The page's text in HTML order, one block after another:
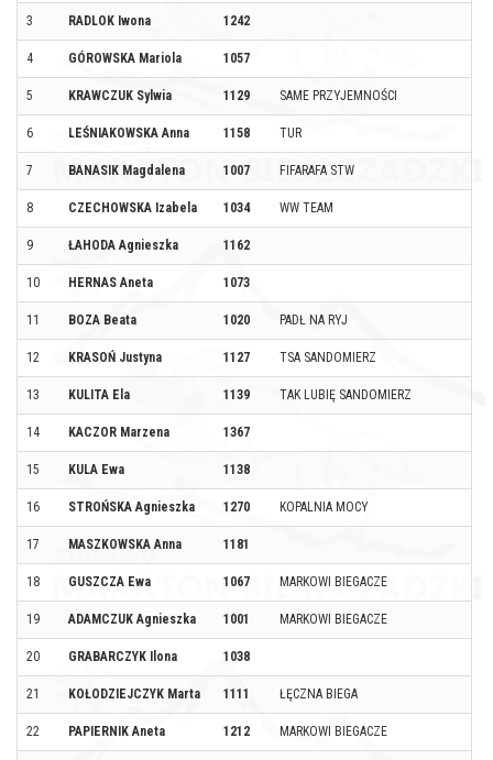
3 RADLOK Iwona 1242
4 GÓROWSKA Mariola 1057
5 KRAWCZUK Sylwia 1129 SAME PRZYJEMNOŚCI
6 LEŚNIAKOWSKA Anna 1158 TUR
7 BANASIK Magdalena 1007 FIFARAFA STW
8 CZECHOWSKA Izabela 1034 WW TEAM
9 ŁAHODA Agnieszka 1162
10 HERNAS Aneta 1073
11 BOZA Beata 1020 PADŁ NA RYJ
12 KRASOŃ Justyna 1127 TSA SANDOMIERZ
13 KULITA Ela 1139 TAK LUBIĘ SANDOMIERZ
14 KACZOR Marzena 1367
15 KULA Ewa 1138
16 STROŃSKA Agnieszka 1270 KOPALNIA MOCY
17 MASZKOWSKA Anna 1181
18 GUSZCZA Ewa 1067 MARKOWI BIEGACZE
19 ADAMCZUK Agnieszka 1001 MARKOWI BIEGACZE
20 GRABARCZYK Ilona 1038
21 KOŁODZIEJCZYK Marta 1111 ŁĘCZNA BIEGA
22 PAPIERNIK Aneta 1212 MARKOWI BIEGACZE